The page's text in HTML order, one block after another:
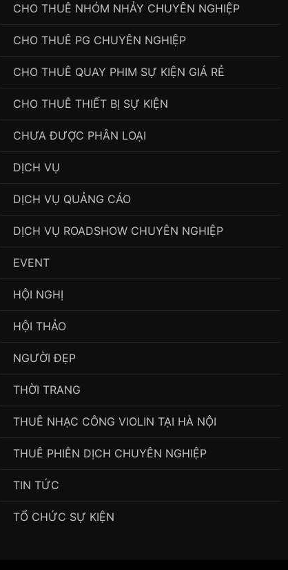
CHO THUÊ NHÓM NHẢY CHUYÊN NGHIỆP
CHO THUÊ PG CHUYÊN NGHIỆP
CHO THUÊ QUAY PHIM SỰ KIỆN GIÁ RẺ
CHO THUÊ THIẾT BỊ SỰ KIỆN
CHƯA ĐƯỢC PHÂN LOẠI
DỊCH VỤ
DỊCH VỤ QUẢNG CÁO
DỊCH VỤ ROADSHOW CHUYÊN NGHIỆP
EVENT
HỘI NGHỊ
HỘI THẢO
NGƯỜI ĐẸP
THỜI TRANG
THUÊ NHẠC CÔNG VIOLIN TẠI HÀ NỘI
THUÊ PHIÊN DỊCH CHUYÊN NGHIỆP
TIN TỨC
TỔ CHỨC SỰ KIỆN